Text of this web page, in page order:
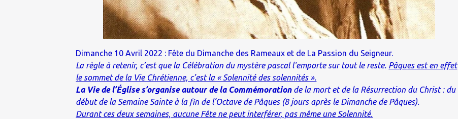
Dimanche 10 Avril 2022 : Fête du Dimanche des Rameaux et de La Passion du Seigneur.
La règle à retenir, c’est que la Célébration du mystère pascal l'emporte sur tout le reste. Pâques est en effet
le sommet de la Vie Chrétienne, c’est la « Solennité des solennités ».
La Vie de l’Église s’organise autour de la Commémoration de la mort et de la Résurrection du Christ : du
début de la Semaine Sainte à la fin de l’Octave de Pâques (8 jours après le Dimanche de Pâques).
Durant ces deux semaines, aucune Fête ne peut interférer, pas même une Solennité.